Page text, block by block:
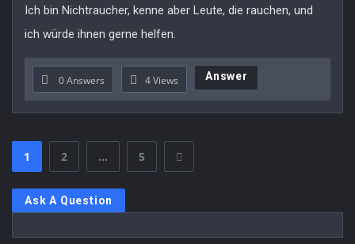
Ich bin Nichtraucher, kenne aber Leute, die rauchen, und
ich würde ihnen gerne helfen.
0 Answers 4Views Answer
1 2 … 5
Sidebar
Ask A Question
Stats